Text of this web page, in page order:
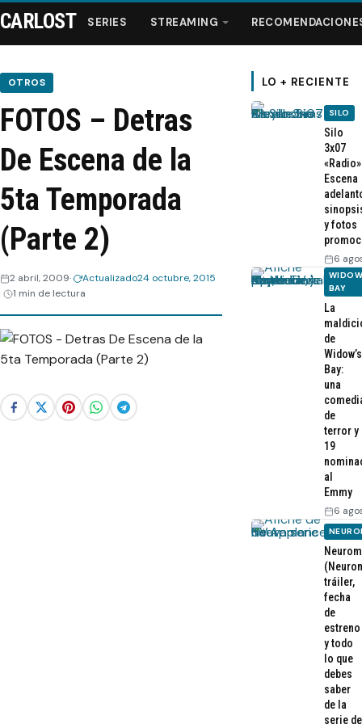
Series
Streaming
Recomendaciones
Webisodios
CARLOST SERIES STREAMING
OTROS
FOTOS – Detras
De Escena de la
5ta Temporada
(Parte 2)
2 abril, 2009 Actualizado24 octubre, 2015
1 min de lectura
LO + RECIENTE
SILO
Silo
3x07
Escena
y fotos
6
BAY
La
de
Widow’s
Bay:
una
de
terror y
19
al
Emmy
6
tráiler,
fecha
de
estreno
y todo
lo que
debes
saber
de la
serie de